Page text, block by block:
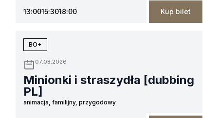
13:0015:3018:00 Kup bilet
BO+
07.08.2026
Minionki i straszydła [dubbing
PL]
animacja, familijny, przygodowy